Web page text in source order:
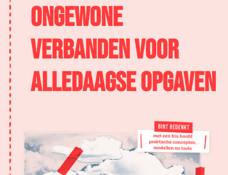
Ongewone
verbanden voor
alledaagse opgaven